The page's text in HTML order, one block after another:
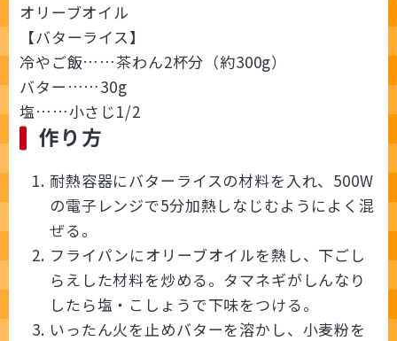
オリーブオイル
【バターライス】
冷やご飯……茶わん2杯分（約300g）
バター……30g
塩……小さじ1/2
作り方
耐熱容器にバターライスの材料を入れ、500W
の電子レンジで5分加熱しなじむようによく混
ぜる。
フライパンにオリーブオイルを熱し、下ごし
らえした材料を炒める。タマネギがしんなり
したら塩・こしょうで下味をつける。
いったん火を止めバターを溶かし、小麦粉を